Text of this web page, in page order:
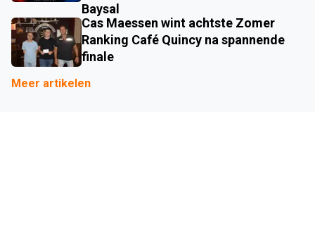
Baysal
Cas Maessen wint achtste Zomer
Ranking Café Quincy na spannende
finale
Meer artikelen